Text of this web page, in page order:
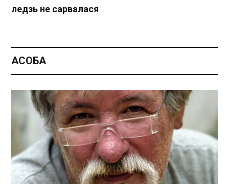
ледзь не сарвалася
АСОБА